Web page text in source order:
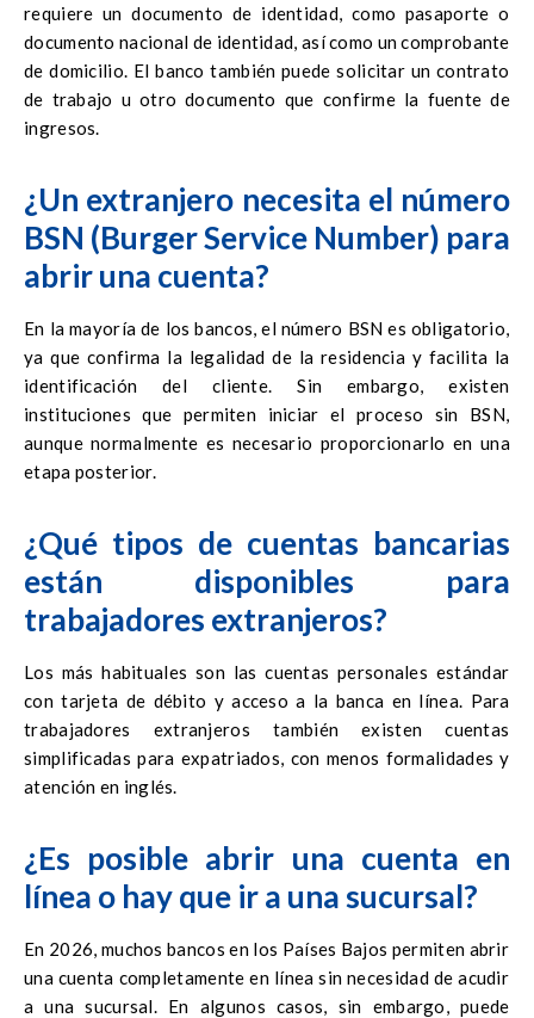
requiere un documento de identidad, como pasaporte o
documento nacional de identidad, así como un comprobante
de domicilio. El banco también puede solicitar un contrato
de trabajo u otro documento que confirme la fuente de
ingresos.
¿Un extranjero necesita el número
BSN (Burger Service Number) para
abrir una cuenta?
En la mayoría de los bancos, el número BSN es obligatorio,
ya que confirma la legalidad de la residencia y facilita la
identificación del cliente. Sin embargo, existen
instituciones que permiten iniciar el proceso sin BSN,
aunque normalmente es necesario proporcionarlo en una
etapa posterior.
¿Qué tipos de cuentas bancarias
están disponibles para
trabajadores extranjeros?
Los más habituales son las cuentas personales estándar
con tarjeta de débito y acceso a la banca en línea. Para
trabajadores extranjeros también existen cuentas
simplificadas para expatriados, con menos formalidades y
atención en inglés.
¿Es posible abrir una cuenta en
línea o hay que ir a una sucursal?
En 2026, muchos bancos en los Países Bajos permiten abrir
una cuenta completamente en línea sin necesidad de acudir
a una sucursal. En algunos casos, sin embargo, puede